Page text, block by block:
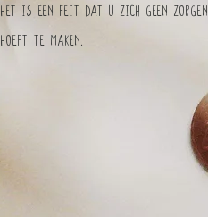
Het is een feit dat u zich geen zorgen
hoeft te maken.